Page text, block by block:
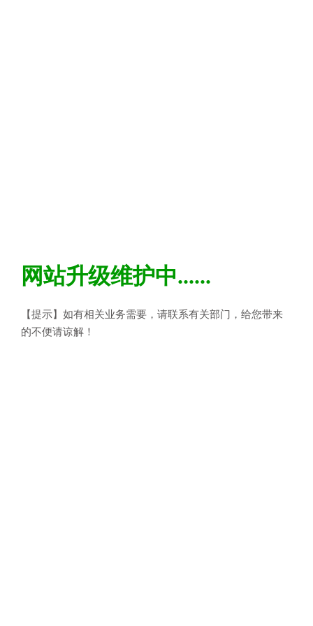
网站升级维护中......
【提示】如有相关业务需要，请联系有关部门，给您带来
的不便请谅解！